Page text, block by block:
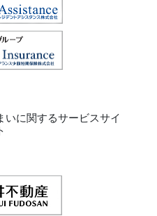
いに関するサービスサイ